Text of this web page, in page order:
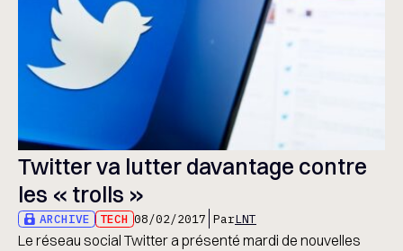
Twitter va lutter davantage contre
les « trolls »
ARCHIVE TECH 08/02/2017 ParLNT
Le réseau social Twitter a présenté mardi de nouvelles